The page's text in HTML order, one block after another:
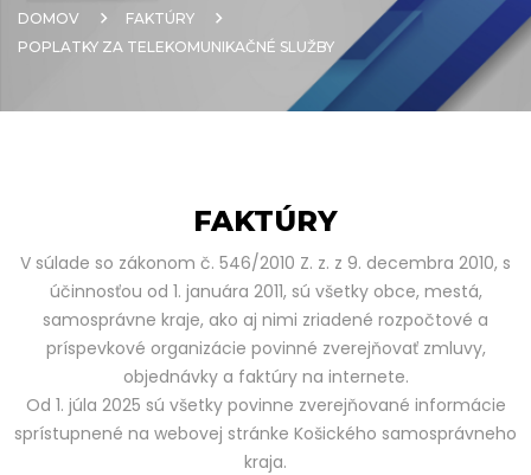
DOMOV
FAKTÚRY
POPLATKY ZA TELEKOMUNIKAČNÉ SLUŽBY
FAKTÚRY
V súlade so zákonom č. 546/2010 Z. z. z 9. decembra 2010, s
účinnosťou od 1. januára 2011, sú všetky obce, mestá,
samosprávne kraje, ako aj nimi zriadené rozpočtové a
príspevkové organizácie povinné zverejňovať zmluvy,
objednávky a faktúry na internete.
Od 1. júla 2025 sú všetky povinne zverejňované informácie
sprístupnené na webovej stránke Košického samosprávneho
kraja.